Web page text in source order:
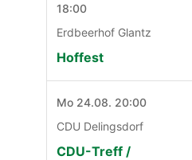
18:00
Erdbeerhof Glantz
Hoffest
Mo 24.08. 20:00
CDU Delingsdorf
CDU-Treff /